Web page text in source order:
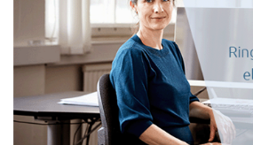
Måle annonceringseffektivitet
Måle indholdseffektivitet
Forstå målgrupper gennem
kombinationer af oplysninger fra
kilder